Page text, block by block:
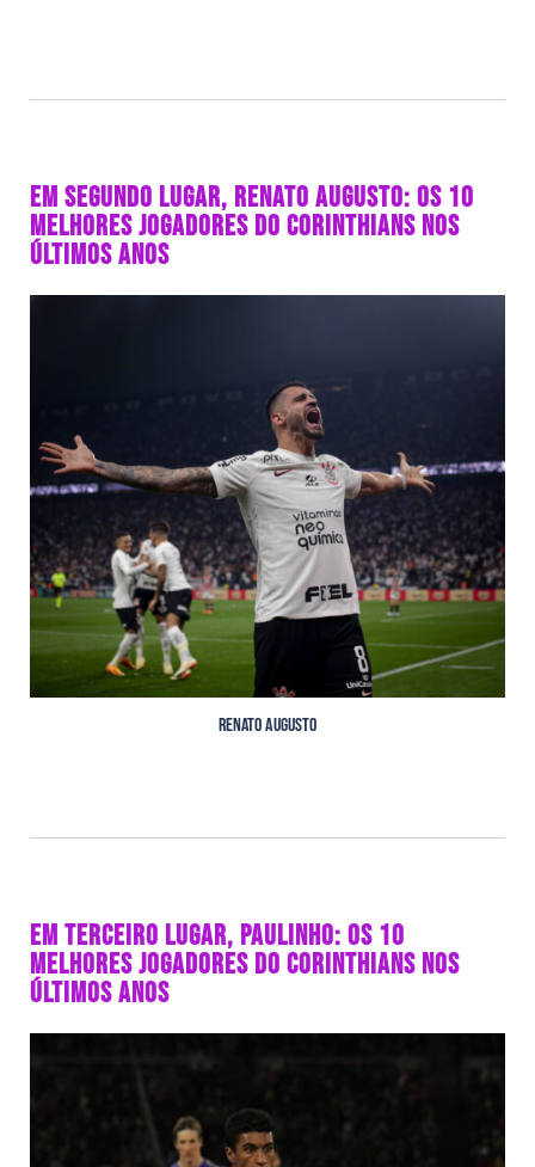
EM SEGUNDO LUGAR, RENATO AUGUSTO: OS 10
MELHORES JOGADORES DO CORINTHIANS NOS
ÚLTIMOS ANOS
Renato Augusto
EM TERCEIRO LUGAR, PAULINHO: OS 10
MELHORES JOGADORES DO CORINTHIANS NOS
ÚLTIMOS ANOS